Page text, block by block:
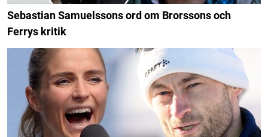
Sebastian Samuelssons ord om Brorssons och
Ferrys kritik